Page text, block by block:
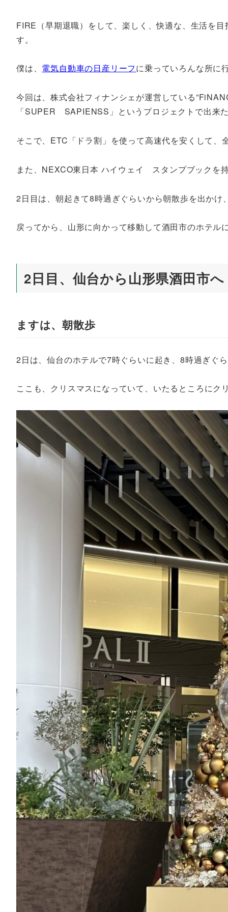
FIRE（早期退職）をして、楽しく、快適な、生活を目
す。
僕は、 電気自動車の日産リーフに乗っていろんな所に
今回は、株式会社フィナンシェが運営している
「SUPER SAPIENSS」というプロジェクトで出来
そこで、ETC「ドラ割」を使って高速代を安くして
また、NEXCO東日本 ハイウェイ スタンプブックを
2日目は、朝起きて8時過ぎぐらいから朝散歩を出かけ
戻ってから、山形に向かって移動して酒田市のホテル
2日目、仙台から山形県酒田市へ
ますは、朝散歩
2日は、仙台のホテルで7時ぐらいに起き、8時過ぎぐ
ここも、クリスマスになっていて、いたるところにク